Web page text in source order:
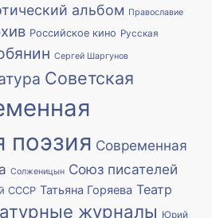
альбом Православие
Российское кино Русская
Сергей Шаргунов
Советская
поэзия Современная
Солженицын Союз писателей
СССР Татьяна Горяева Театр
журналы Юрий